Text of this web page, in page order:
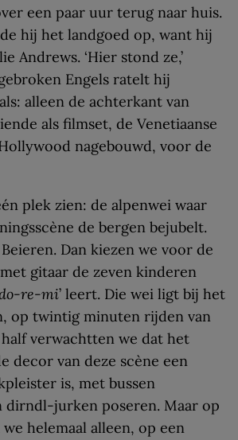
een paar uur terug naar huis.
hij het landgoed op, want hij
Andrews. ‘Hier stond ze,’
Engels ratelt hij
alleen de achterkant van
als filmset, de Venetiaanse
nagebouwd, voor de
plek zien: de alpenwei waar
de bergen bejubelt.
Dan kiezen we voor de
gitaar de zeven kinderen
re-mi’ leert. Die wei ligt bij het
op twintig minuten rijden van
verwachtten we dat het
decor van deze scène een
is, met bussen
dirndl-jurken poseren. Maar op
helemaal alleen, op een